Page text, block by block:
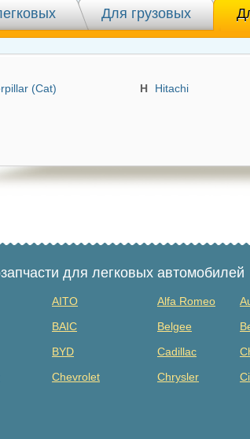
Для грузовых
(Cat) Hitachi
Hitachi
для легковых автомобилей
AITO Alfa Romeo
BAIC Belgee
BYD Cadillac
Chevrolet Chrysler